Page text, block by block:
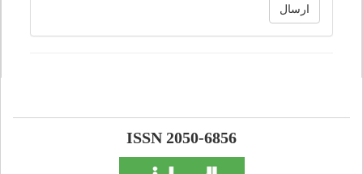
ارسال
ISSN 2050-6856